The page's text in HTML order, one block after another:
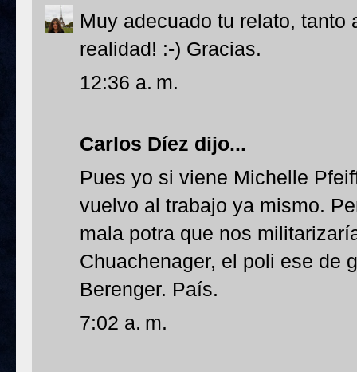
Muy adecuado tu relato, tanto
realidad! :-) Gracias.
12:36 a. m.
Carlos Díez dijo...
Pues yo si viene Michelle
vuelvo al trabajo ya mismo.
mala potra que nos
Chuachenager, el poli ese de
Berenger. País.
7:02 a. m.